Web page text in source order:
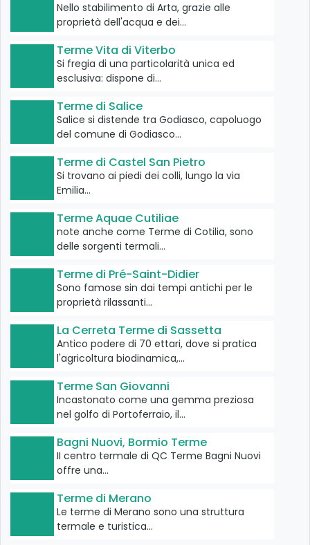
Nello stabilimento di Arta, grazie alle
proprietà dell'acqua e dei…
Terme Vita di Viterbo
Si fregia di una particolarità unica ed
esclusiva: dispone di…
Terme di Salice
Salice si distende tra Godiasco, capoluogo
del comune di Godiasco…
Terme di Castel San Pietro
Si trovano ai piedi dei colli, lungo la via
Emilia…
Terme Aquae Cutiliae
note anche come Terme di Cotilia, sono
delle sorgenti termali…
Terme di Pré-Saint-Didier
Sono famose sin dai tempi antichi per le
proprietà rilassanti…
La Cerreta Terme di Sassetta
Antico podere di 70 ettari, dove si pratica
l'agricoltura biodinamica,…
Terme San Giovanni
Incastonato come una gemma preziosa
nel golfo di Portoferraio, il…
Bagni Nuovi, Bormio Terme
II centro termale di QC Terme Bagni Nuovi
offre una…
Terme di Merano
Le terme di Merano sono una struttura
termale e turistica…